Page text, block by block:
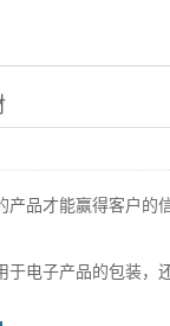
品才能赢得客户的
电子产品的包装，